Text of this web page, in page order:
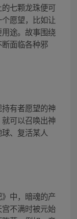
七颗龙珠便可
愿望，比如让
途。故事围绕
面临各种邪
有者愿望的神
可以召唤出神
、复活某人
中，暗魂的产
不满时被元始